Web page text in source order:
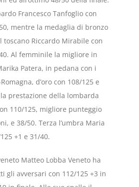
Francesco Tanfoglio con
mentre la medaglia di bronzo
toscano Riccardo Mirabile con
Al femminile la migliore in
Patera, in pedana con i
d’oro con 108/125 e
la prestazione della lombarda
110/125, migliore punteggio
e 38/50. Terza l’umbra Maria
+1 e 31/40.
Matteo Lobba Veneto ha
gli avversari con 112/125 +3 in